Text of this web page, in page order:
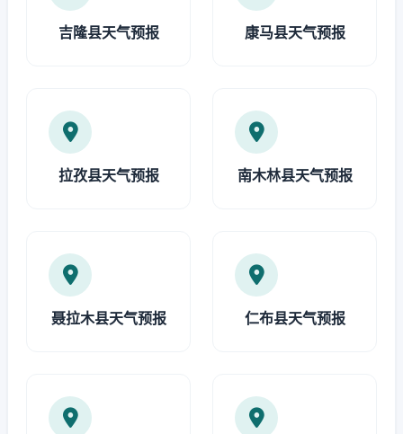
吉隆县天气预报 康马县天气预报
拉孜县天气预报 南木林县天气预报
聂拉木县天气预报 仁布县天气预报